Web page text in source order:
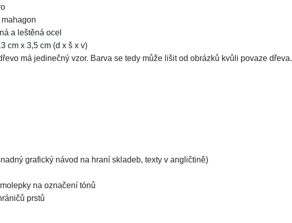
a leštěná ocel
cm x 3,5 cm (d x š x v)
má jedinečný vzor. Barva se tedy může lišit od obrázků kvůli povaze dřeva.
grafický návod na hraní skladeb, texty v angličtině)
na označení tónů
prstů